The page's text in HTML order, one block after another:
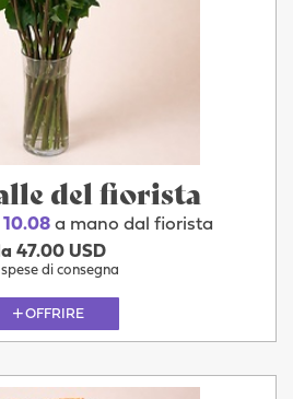
del fiorista
10.08 a mano dal fiorista
47.00 USD
spese di consegna
OFFRIRE